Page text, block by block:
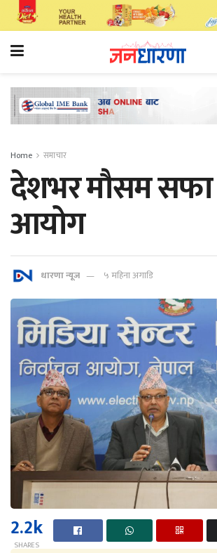
Home समाचार
देशभर मौसम सफा
आयोग
धारणा न्यूज ५ महिना अगाडि
2.2k
SHARES